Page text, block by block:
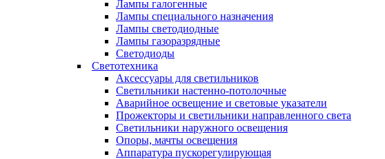
Лампы галогенные
Лампы специального назначения
Лампы светодиодные
Лампы газоразрядные
Светодиоды
Светотехника
Аксессуары для светильников
Светильники настенно-потолочные
Аварийное освещение и световые указатели
Прожекторы и светильники направленного света
Светильники наружного освещения
Опоры, мачты освещения
Аппаратура пускорегулирующая